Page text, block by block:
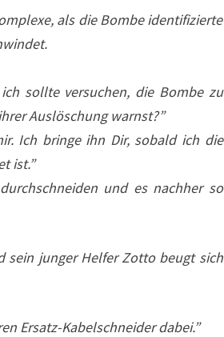
als die Bombe identifizierte
sollte versuchen, die Bombe zu
Auslöschung warnst?”
Ich bringe ihn Dir, sobald ich die
ist.”
und es nachher so
sein junger Helfer Zotto beugt sich
Ersatz-Kabelschneider dabei.”